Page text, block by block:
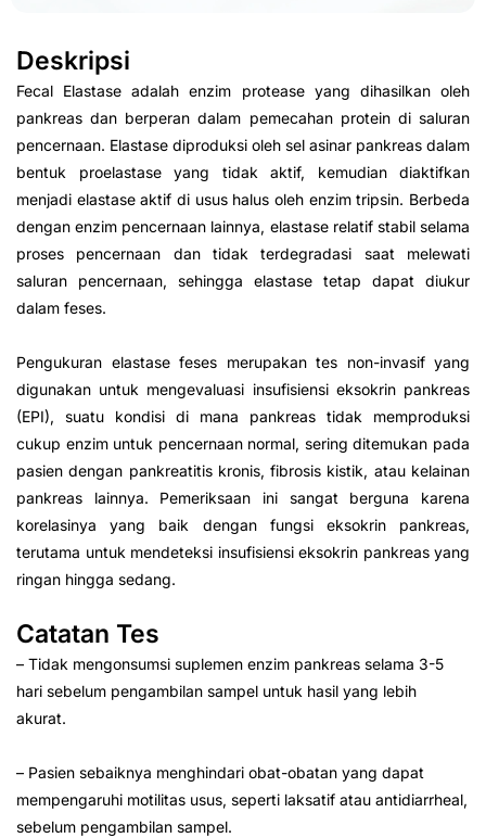
Deskripsi
Fecal Elastase adalah enzim protease yang dihasilkan oleh
pankreas dan berperan dalam pemecahan protein di saluran
pencernaan. Elastase diproduksi oleh sel asinar pankreas dalam
bentuk proelastase yang tidak aktif, kemudian diaktifkan
menjadi elastase aktif di usus halus oleh enzim tripsin. Berbeda
dengan enzim pencernaan lainnya, elastase relatif stabil selama
proses pencernaan dan tidak terdegradasi saat melewati
saluran pencernaan, sehingga elastase tetap dapat diukur
dalam feses.
Pengukuran elastase feses merupakan tes non-invasif yang
digunakan untuk mengevaluasi insufisiensi eksokrin pankreas
(EPI), suatu kondisi di mana pankreas tidak memproduksi
cukup enzim untuk pencernaan normal, sering ditemukan pada
pasien dengan pankreatitis kronis, fibrosis kistik, atau kelainan
pankreas lainnya. Pemeriksaan ini sangat berguna karena
korelasinya yang baik dengan fungsi eksokrin pankreas,
terutama untuk mendeteksi insufisiensi eksokrin pankreas yang
ringan hingga sedang.
Catatan Tes
– Tidak mengonsumsi suplemen enzim pankreas selama 3-5
hari sebelum pengambilan sampel untuk hasil yang lebih
akurat.
– Pasien sebaiknya menghindari obat-obatan yang dapat
mempengaruhi motilitas usus, seperti laksatif atau antidiarrheal,
sebelum pengambilan sampel.